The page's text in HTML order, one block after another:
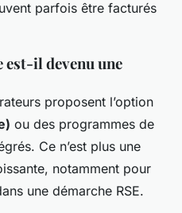
parfois être facturés
est-il devenu une
proposent l’option
ou des programmes de
Ce n’est plus une
notamment pour
une démarche RSE.